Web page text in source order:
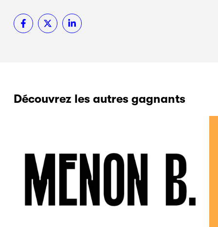
Découvrez les autres gagnants